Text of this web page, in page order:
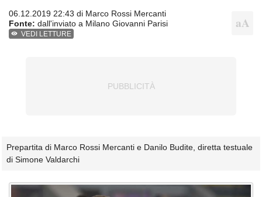
06.12.2019 22:43 di Marco Rossi Mercanti
Fonte: dall'inviato a Milano Giovanni Parisi
VEDI LETTURE
Prepartita di Marco Rossi Mercanti e Danilo Budite, diretta testuale
di Simone Valdarchi